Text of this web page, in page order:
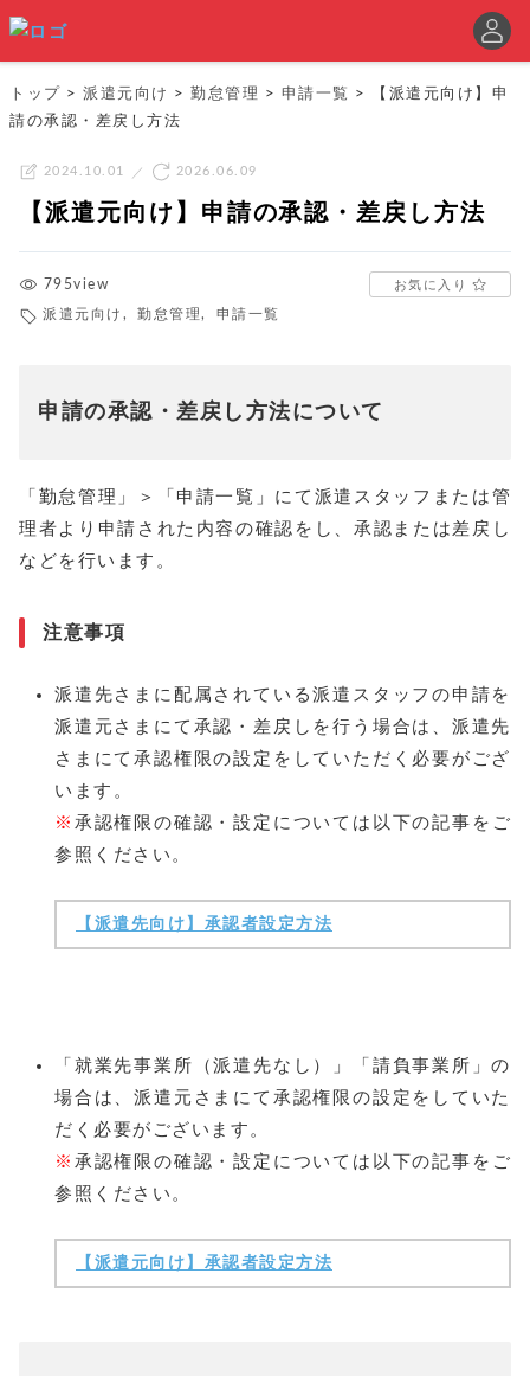
トップ > 派遣元向け > 勤怠管理 > 申請一覧 >
【派遣元向け】申
請の承認・差戻し方法
2024.10.01 2026.06.09
【派遣元向け】申請の承認・差戻し方法
795view
派遣元向け , 勤怠管理, 申請一覧
お気に入り
申請の承認・差戻し方法について
「勤怠管理」＞「申請一覧」にて派遣スタッフまたは管
理者より申請された内容の確認をし、承認または差戻し
などを行います。
注意事項
派遣先さまに配属されている派遣スタッフの申請を
派遣元さまにて承認・差戻しを行う場合は、派遣先
さまにて承認権限の設定をしていただく必要がござ
います。
※ 承認権限の確認・設定については以下の記事をご
参照ください。
【派遣先向け】承認者設定方法
「就業先事業所（派遣先なし）」「請負事業所」の
場合は、派遣元さまにて承認権限の設定をしていた
だく必要がございます。
※ 承認権限の確認・設定については以下の記事をご
参照ください。
【派遣元向け】承認者設定方法